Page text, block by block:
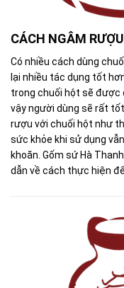
CÁCH NGÂM
Có nhiều cách dùng
lại nhiều tác dụng tốt
trong chuối hột sẽ được
vậy người dùng sẽ rất
rượu với chuối hột như
sức khỏe khi sử dụng
khoăn. Gốm sứ Hà
dẫn về cách thực hiện